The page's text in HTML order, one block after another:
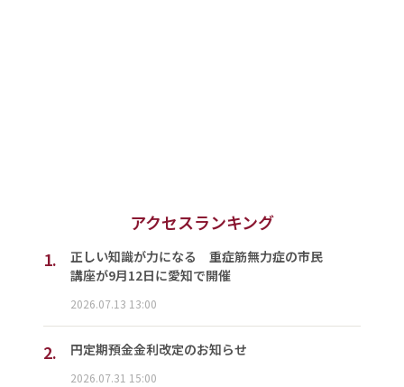
アクセスランキング
1.
正しい知識が力になる 重症筋無力症の市民
講座が9月12日に愛知で開催
2026.07.13 13:00
2. 円定期預金金利改定のお知らせ
2026.07.31 15:00